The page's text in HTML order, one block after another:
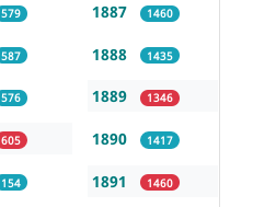
579
587
576
605
154
1887 1460
1888 1435
1889 1346
1890 1417
1891 1460